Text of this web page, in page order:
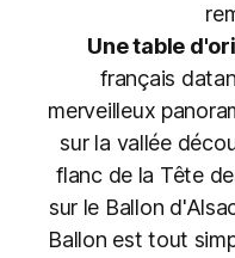
Une table
français
merveilleux
sur la vallée
flanc de la Tête
sur le Ballon
Ballon est tout